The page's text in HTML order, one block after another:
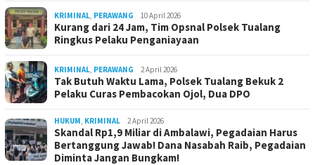
KRIMINAL, PERAWANG 10 April 2026
Kurang dari 24 Jam, Tim Opsnal Polsek Tualang
Ringkus Pelaku Penganiayaan
KRIMINAL, PERAWANG 2 April 2026
Tak Butuh Waktu Lama, Polsek Tualang Bekuk 2
Pelaku Curas Pembacokan Ojol, Dua DPO
HUKUM, KRIMINAL 2 April 2026
Skandal Rp1,9 Miliar di Ambalawi, Pegadaian Harus
Bertanggung Jawab! Dana Nasabah Raib, Pegadaian
Diminta Jangan Bungkam!